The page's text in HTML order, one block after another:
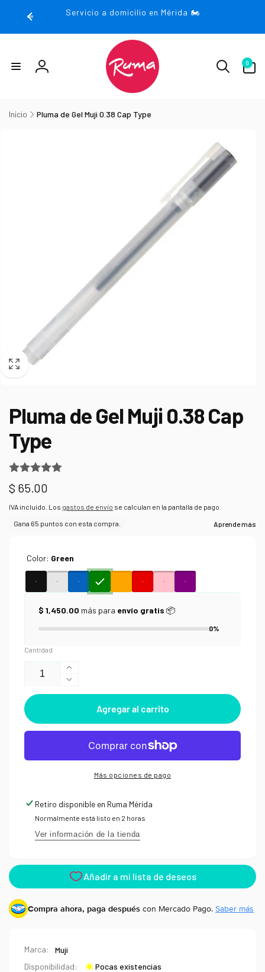
Servicio a domicilio en Mérida 🏍️
Iniciar
0
artículos
Inicio Pluma de Gel Muji 0.38 Cap Type
Pluma de Gel Muji 0.38 Cap
Type
Precio
habitual
$ 65.00
IVA incluido. Los gastos de envío se calculan en la pantalla de pago.
Color: Green
$ 1,450.00 más para envío gratis 📦
0%
Cantidad
Aumentar
cantidad
para
Pluma
de
Gel
0.38
Reducir
cantidad
Pluma
de
Muji
Agregar al carrito
Más opciones de pago
Retiro disponible en Ruma Mérida
Normalmente está listo en 2 horas
Ver información de la tienda
Compra ahora, paga después con Mercado Pago. Saber más
Marca:
Muji
Disponibilidad:
Pocas existencias